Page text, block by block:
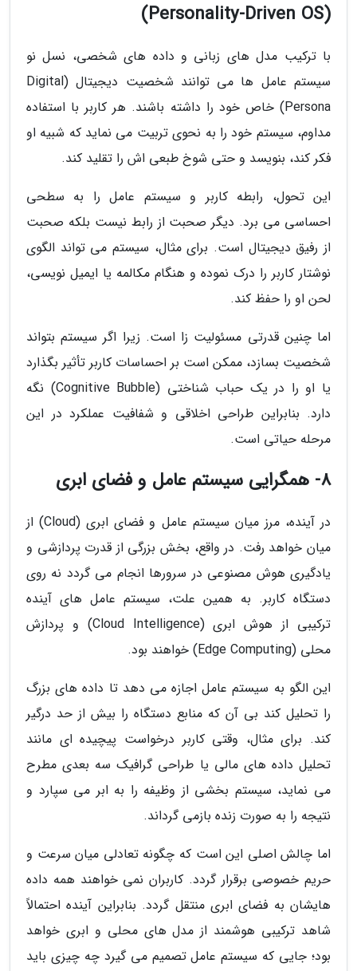
(Personality-Driven OS)
با ترکیب مدل های زبانی و داده های شخصی، نسل نو
سیستم عامل ها می توانند شخصیت دیجیتال (Digital
Persona) خاص خود را داشته باشند. هر کاربر با استفاده
مداوم، سیستم خود را به نحوی تربیت می نماید که شبیه او
فکر کند، بنویسد و حتی شوخ طبعی اش را تقلید کند.
این تحول، رابطه کاربر و سیستم عامل را به سطحی
احساسی می برد. دیگر صحبت از رابط نیست بلکه صحبت
از رفیق دیجیتال است. برای مثال، سیستم می تواند الگوی
نوشتار کاربر را درک نموده و هنگام مکالمه یا ایمیل نویسی،
لحن او را حفظ کند.
اما چنین قدرتی مسئولیت زا است. زیرا اگر سیستم بتواند
شخصیت بسازد، ممکن است بر احساسات کاربر تأثیر بگذارد
یا او را در یک حباب شناختی (Cognitive Bubble) نگه
دارد. بنابراین طراحی اخلاقی و شفافیت عملکرد در این
مرحله حیاتی است.
8- همگرایی سیستم عامل و فضای ابری
در آینده، مرز میان سیستم عامل و فضای ابری (Cloud) از
میان خواهد رفت. در واقع، بخش بزرگی از قدرت پردازشی و
یادگیری هوش مصنوعی در سرورها انجام می گردد نه روی
دستگاه کاربر. به همین علت، سیستم عامل های آینده
ترکیبی از هوش ابری (Cloud Intelligence) و پردازش
محلی (Edge Computing) خواهند بود.
این الگو به سیستم عامل اجازه می دهد تا داده های بزرگ
را تحلیل کند بی آن که منابع دستگاه را بیش از حد درگیر
کند. برای مثال، وقتی کاربر درخواست پیچیده ای مانند
تحلیل داده های مالی یا طراحی گرافیک سه بعدی مطرح
می نماید، سیستم بخشی از وظیفه را به ابر می سپارد و
نتیجه را به صورت زنده بازمی گرداند.
اما چالش اصلی این است که چگونه تعادلی میان سرعت و
حریم خصوصی برقرار گردد. کاربران نمی خواهند همه داده
هایشان به فضای ابری منتقل گردد. بنابراین آینده احتمالاً
شاهد ترکیبی هوشمند از مدل های محلی و ابری خواهد
بود؛ جایی که سیستم عامل تصمیم می گیرد چه چیزی باید